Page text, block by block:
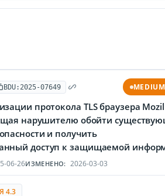
BDU:2025-07649 MEDIUM
протокола TLS браузера
нарушителю обойти
и получить
доступ к защищаемой
06-26ИЗМЕНЕНО: 2026-03-03
4.3